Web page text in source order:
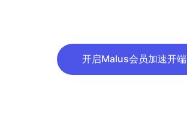
开启Malus会员加速开端